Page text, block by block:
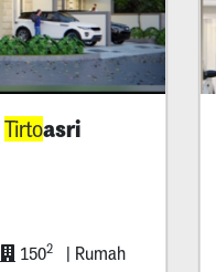
Tirtoasri
1502 | Rumah